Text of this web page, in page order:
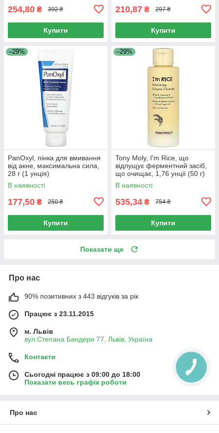
254,80 ₴ 392 ₴
Купити
210,87 ₴ 297 ₴
Купити
–29%
PanOxyl, пінка для вмивання
від акне, максимальна сила,
28 г (1 унція)
В наявності
177,50 ₴ 250 ₴
Купити
–29%
Tony Moly, I'm Rice, що
відлущує ферментний засіб,
що очищає, 1,76 унції (50 г)
В наявності
535,34 ₴ 754 ₴
Купити
Показати ще
Про нас
90% позитивних з 443 відгуків за рік
Працює з 23.11.2015
м. Львів
вул.Степана Бандери 77, Львів, Україна
Контакти
Сьогодні працює з 09:00 до 18:00
Показати весь графік роботи
Про нас